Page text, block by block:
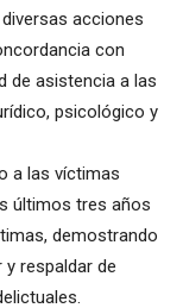
acciones
con
de asistencia a las
psicológico y
a las víctimas
últimos tres años
demostrando
respaldar de